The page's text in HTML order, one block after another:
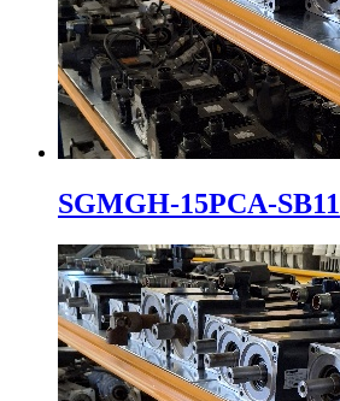
SGMGH-15PCA-SB11